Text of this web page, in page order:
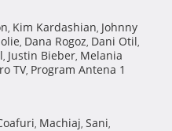
, Kim Kardashian, Johnny
, Dana Rogoz, Dani Otil,
, Justin Bieber, Melania
TV, Program Antena 1
, Machiaj, Sani,